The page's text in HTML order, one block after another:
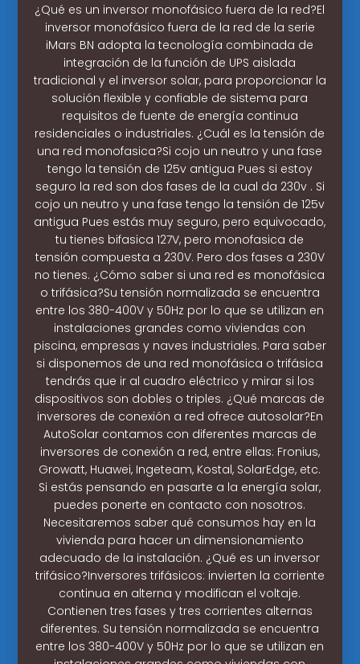
¿Qué es un inversor monofásico fuera de la red?El
inversor monofásico fuera de la red de la serie
iMars BN adopta la tecnología combinada de
integración de la función de UPS aislada
tradicional y el inversor solar, para proporcionar la
solución flexible y confiable de sistema para
requisitos de fuente de energía continua
residenciales o industriales. ¿Cuál es la tensión de
una red monofasica?Si cojo un neutro y una fase
tengo la tensión de 125v antigua Pues si estoy
seguro la red son dos fases de la cual da 230v . Si
cojo un neutro y una fase tengo la tensión de 125v
antigua Pues estás muy seguro, pero equivocado,
tu tienes bifasica 127V, pero monofasica de
tensión compuesta a 230V. Pero dos fases a 230V
no tienes. ¿Cómo saber si una red es monofásica
o trifásica?Su tensión normalizada se encuentra
entre los 380-400V y 50Hz por lo que se utilizan en
instalaciones grandes como viviendas con
piscina, empresas y naves industriales. Para saber
si disponemos de una red monofásica o trifásica
tendrás que ir al cuadro eléctrico y mirar si los
dispositivos son dobles o triples. ¿Qué marcas de
inversores de conexión a red ofrece autosolar?En
AutoSolar contamos con diferentes marcas de
inversores de conexión a red, entre ellas: Fronius,
Growatt, Huawei, Ingeteam, Kostal, SolarEdge, etc.
Si estás pensando en pasarte a la energía solar,
puedes ponerte en contacto con nosotros.
Necesitaremos saber qué consumos hay en la
vivienda para hacer un dimensionamiento
adecuado de la instalación. ¿Qué es un inversor
trifásico?Inversores trifásicos: invierten la corriente
continua en alterna y modifican el voltaje.
Contienen tres fases y tres corrientes alternas
diferentes. Su tensión normalizada se encuentra
entre los 380-400V y 50Hz por lo que se utilizan en